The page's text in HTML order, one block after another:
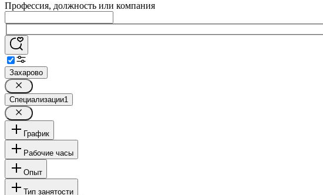
Профессия, должность или компания
Захарово
Специализации1
График
Рабочие часы
Опыт
Тип занятости